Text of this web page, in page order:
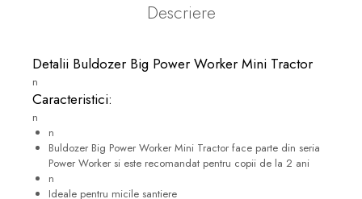
Descriere
Detalii Buldozer Big Power Worker Mini Tractor
n
Caracteristici:
n
n
Buldozer Big Power Worker Mini Tractor face parte din seria
Power Worker si este recomandat pentru copii de la 2 ani
n
Ideale pentru micile santiere